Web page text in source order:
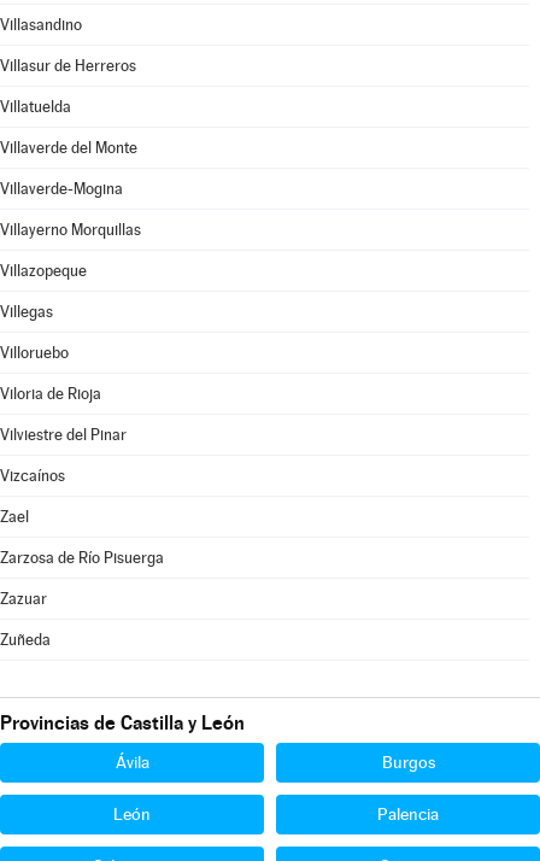
Villasandino
Villasur de Herreros
Villatuelda
Villaverde del Monte
Villaverde-Mogina
Villayerno Morquillas
Villazopeque
Villegas
Villoruebo
Viloria de Rioja
Vilviestre del Pinar
Vizcaínos
Zael
Zarzosa de Río Pisuerga
Zazuar
Zuñeda
Provincias de Castilla y León
Ávila Burgos
León Palencia